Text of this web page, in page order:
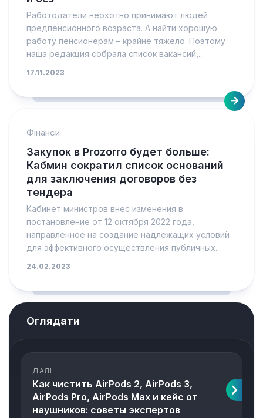
Работодатели неохотно принимают людей
предпенсионного возраста. А найти хорошую
работу пенсионерам – крайне тяжело. Поэтому
наша редакция собрала список вакансий,...
17.11.2023
Фінанси
Закупок в Prozorro будет больше:
Кабмин сократил список оснований
для заключения договоров без
тендера
Кабинет министров внес изменения в
постановление от 12 октября 2022 года,
направленное на создание надлежащих условий
для эффективного осуществления публичных...
24.02.2023
Оглядати
ДАЛІ
Как чистить AirPods 2, AirPods 3,
AirPods Pro, AirPods Max и кейс от
наушников: советы экспертов